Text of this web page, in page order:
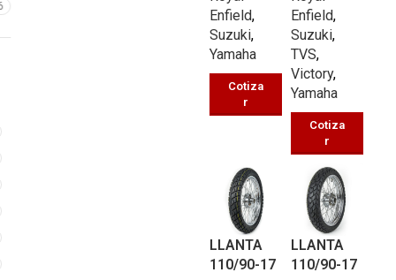
Enfield,
Suzuki,
Yamaha
Cotiza
r
Enfield,
Suzuki,
TVS,
Victory,
Yamaha
Cotiza
r
LLANTA
110/90-17
LLANTA
110/90-17